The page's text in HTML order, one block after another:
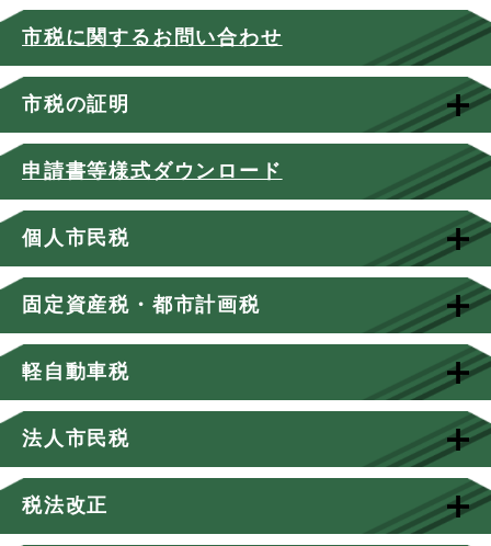
市税に関するお問い合わせ
市税の証明
申請書等様式ダウンロード
個人市民税
固定資産税・都市計画税
軽自動車税
法人市民税
税法改正